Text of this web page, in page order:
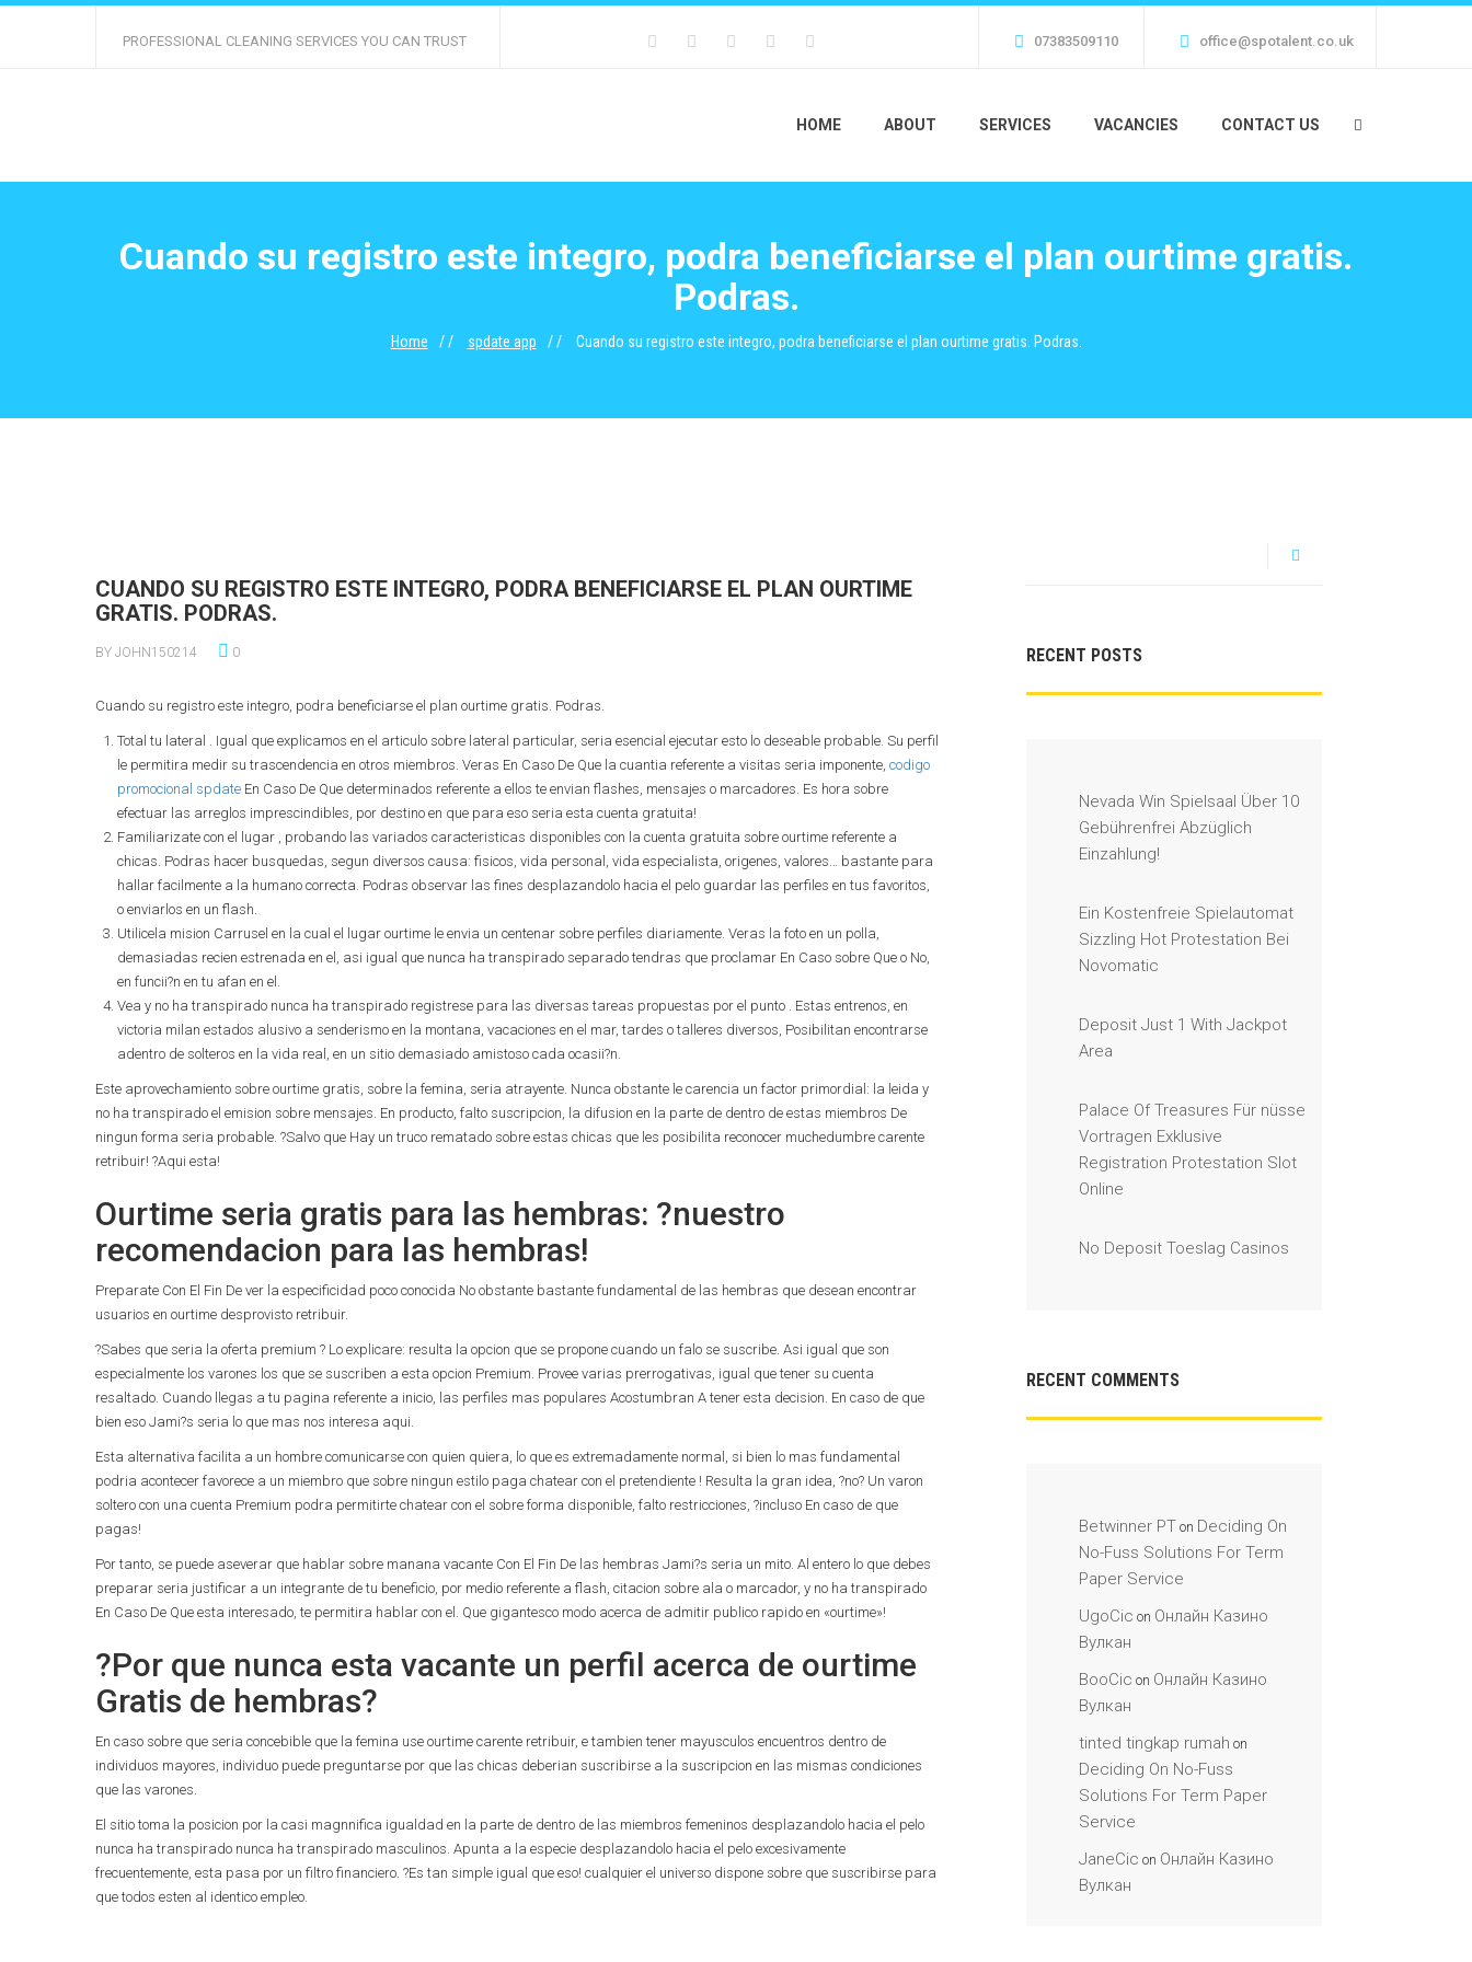
PROFESSIONAL CLEANING SERVICES YOU CAN TRUST 07383509110 office@spotalent.co.uk
HOME ABOUT SERVICES VACANCIES CONTACT US
Cuando su registro este integro, podra beneficiarse el plan ourtime gratis.
Podras.
Home spdate app Cuando su registro este integro, podra beneficiarse el plan ourtime gratis. Podras.
CUANDO SU REGISTRO ESTE INTEGRO, PODRA BENEFICIARSE EL PLAN OURTIME
GRATIS. PODRAS.
BY JOHN150214 0
Cuando su registro este integro, podra beneficiarse el plan ourtime gratis. Podras.
Total tu lateral . Igual que explicamos en el arti­culo sobre lateral particular, seri­a esencial ejecutar esto lo deseable probable. Su perfil
le permitira medir su trascendencia en otros miembros. Veras En Caso De Que la cuanti­a referente a visitas seri­a imponente, codigo
promocional spdate En Caso De Que determinados referente a ellos te envian flashes, mensajes o marcadores. Es hora sobre
efectuar las arreglos imprescindibles, por destino en que para eso seri­a esta cuenta gratuita!
Familiarizate con el lugar , probando las variados caracteristicas disponibles con la cuenta gratuita sobre ourtime referente a
chicas. Podras hacer busquedas, segun diversos causa: fisicos, vida personal, vida especialista, origenes, valores… bastante para
hallar facilmente a la humano correcta. Podras observar las fines desplazandolo hacia el pelo guardar las perfiles en tus favoritos,
o enviarlos en un flash.
Utilicela mision Carrusel en la cual el lugar ourtime le envia un centenar sobre perfiles diariamente. Veras la foto en un polla,
demasiadas recien estrenada en el, asi­ igual que nunca ha transpirado separado tendras que proclamar En Caso sobre Que o No,
en funcii?n en tu afan en el.
Vea y no ha transpirado nunca ha transpirado registrese para las diversas tareas propuestas por el punto . Estas entrenos, en
victoria milan estados alusivo a senderismo en la montana, vacaciones en el mar, tardes o talleres diversos, Posibilitan encontrarse
adentro de solteros en la vida real, en un sitio demasiado amistoso cada ocasii?n.
Este aprovechamiento sobre ourtime gratis, sobre la femina, seri­a atrayente. Nunca obstante le carencia un factor primordial: la leida y
no ha transpirado el emision sobre mensajes. En producto, falto suscripcion, la difusion en la parte de dentro de estas miembros De
ningun forma seri­a probable. ?Salvo que Hay un truco rematado sobre estas chicas que les posibilita reconocer muchedumbre carente
retribuir! ?Aqui esta!
Ourtime seri­a gratis para las hembras: ?nuestro
recomendacion para las hembras!
Preparate Con El Fin De ver la especificidad poco conocida No obstante bastante fundamental de las hembras que desean encontrar
usuarios en ourtime desprovisto retribuir.
?Sabes que seri­a la oferta premium ? Lo explicare: resulta la opcion que se propone cuando un falo se suscribe. Asi­ igual que son
especialmente los varones los que se suscriben a esta opcion Premium. Provee varias prerrogativas, igual que tener su cuenta
resaltado. Cuando llegas a tu pagina referente a inicio, las perfiles mas populares Acostumbran A tener esta decision. En caso de que
bien eso Jami?s seri­a lo que mas nos interesa aqui.
Esta alternativa facilita a un hombre comunicarse con quien quiera, lo que es extremadamente normal, si bien lo mas fundamental
podri­a acontecer favorece a un miembro que sobre ningun estilo paga chatear con el pretendiente ! Resulta la gran idea, ?no? Un varon
soltero con una cuenta Premium podra permitirte chatear con el sobre forma disponible, falto restricciones, ?incluso En caso de que
pagas!
Por tanto, se puede aseverar que hablar sobre manana vacante Con El Fin De las hembras Jami?s seri­a un mito. Al entero lo que debes
preparar seri­a justificar a un integrante de tu beneficio, por medio referente a flash, citacion sobre ala o marcador, y no ha transpirado
En Caso De Que esta interesado, te permitira hablar con el. Que gigantesco modo acerca de admitir publico rapido en «ourtime»!
?Por que nunca esta vacante un perfil acerca de ourtime
Gratis de hembras?
En caso sobre que seri­a concebible que la femina use ourtime carente retribuir, e tambien tener mayusculos encuentros dentro de
individuos mayores, individuo puede preguntarse por que las chicas deberi­an suscribirse a la suscripcion en las mismas condiciones
que las varones.
El sitio toma la posicion por la casi magnnifica igualdad en la parte de dentro de las miembros femeninos desplazandolo hacia el pelo
nunca ha transpirado nunca ha transpirado masculinos. Apunta a la especie desplazandolo hacia el pelo excesivamente
frecuentemente, esta pasa por un filtro financiero. ?Es tan simple igual que eso! cualquier el universo dispone sobre que suscribirse para
que todos esten al identico empleo.
RECENT POSTS
Nevada Win Spielsaal Über 10
Gebührenfrei Abzüglich
Einzahlung!
Ein Kostenfreie Spielautomat
Sizzling Hot Protestation Bei
Novomatic
Deposit Just 1 With Jackpot
Area
Palace Of Treasures Für nüsse
Vortragen Exklusive
Registration Protestation Slot
Online
No Deposit Toeslag Casinos
RECENT COMMENTS
Betwinner PT on Deciding On
No-Fuss Solutions For Term
Paper Service
UgoCic on Онлайн Казино
Вулкан
BooCic on Онлайн Казино
Вулкан
tinted tingkap rumah on
Deciding On No-Fuss
Solutions For Term Paper
Service
JaneCic on Онлайн Казино
Вулкан